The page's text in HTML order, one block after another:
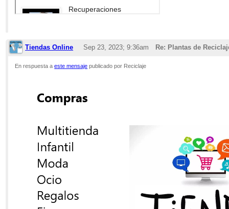
Tiendas Online Sep 23, 2023; 9:36am Re: Plantas de
En respuesta aeste mensaje publicado por Reciclaje